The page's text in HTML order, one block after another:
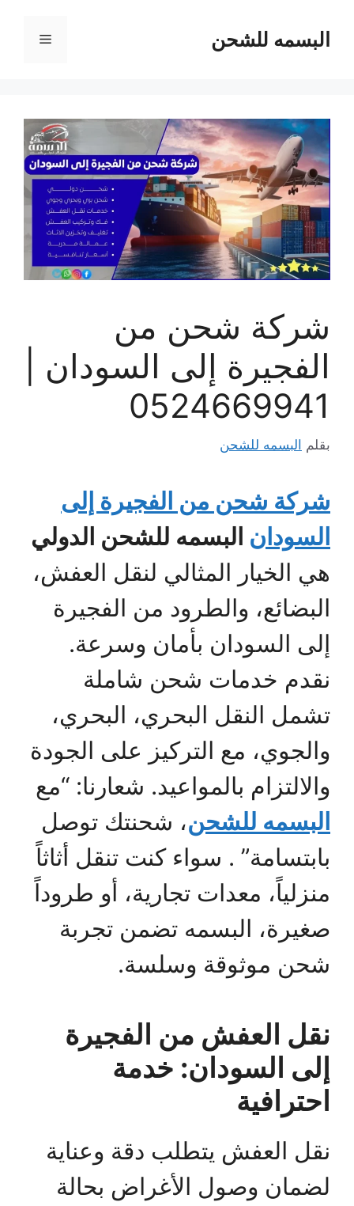
المحتوىالبسمه للشحن القائمة
شركة شحن من
الفجيرة إلى السودان |
0524669941
بقلم البسمه للشحن
شركة شحن من الفجيرة إلى
السودان البسمه للشحن الدولي
هي الخيار المثالي لنقل العفش،
البضائع، والطرود من الفجيرة
إلى السودان بأمان وسرعة.
نقدم خدمات شحن شاملة
تشمل النقل البحري، البحري،
والجوي، مع التركيز على الجودة
والالتزام بالمواعيد. شعارنا: “مع
البسمه للشحن، شحنتك توصل
بابتسامة” . سواء كنت تنقل أثاثاً
منزلياً، معدات تجارية، أو طروداً
صغيرة، البسمه تضمن تجربة
شحن موثوقة وسلسة.
نقل العفش من الفجيرة
إلى السودان: خدمة
احترافية
نقل العفش يتطلب دقة وعناية
لضمان وصول الأغراض بحالة